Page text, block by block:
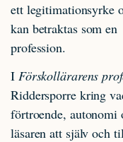
ett legitimationsyrke
kan betraktas som en
profession.
I Förskollärarens
Riddersporre kring
förtroende, autonomi
läsaren att själv och